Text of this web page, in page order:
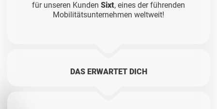
für unseren Kunden Sixt, eines der führenden
Mobilitätsunternehmen weltweit!
DAS ERWARTET DICH